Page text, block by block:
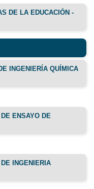
DE LA EDUCACIÓN -
INGENIERÍA QUÍMICA
ENSAYO DE
INGENIERIA